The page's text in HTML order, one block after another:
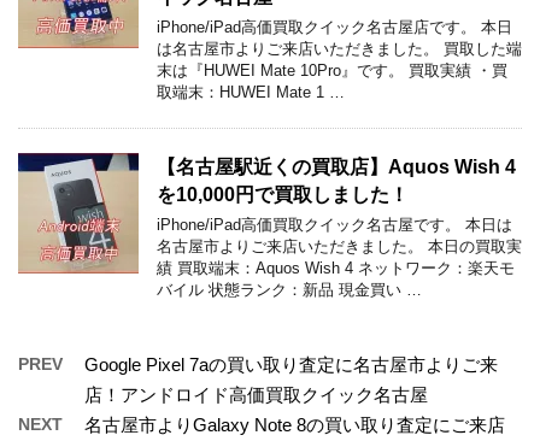
iPhone/iPad高価買取クイック名古屋店です。 本日
は名古屋市よりご来店いただきました。 買取した端
末は『HUWEI Mate 10Pro』です。 買取実績 ・買
取端末：HUWEI Mate 1 …
【名古屋駅近くの買取店】Aquos Wish 4
を10,000円で買取しました！
iPhone/iPad高価買取クイック名古屋です。 本日は
名古屋市よりご来店いただきました。 本日の買取実
績 買取端末：Aquos Wish 4 ネットワーク：楽天モ
バイル 状態ランク：新品 現金買い …
PREV
Google Pixel 7aの買い取り査定に名古屋市よりご来
店！アンドロイド高価買取クイック名古屋
NEXT
名古屋市よりGalaxy Note 8の買い取り査定にご来店